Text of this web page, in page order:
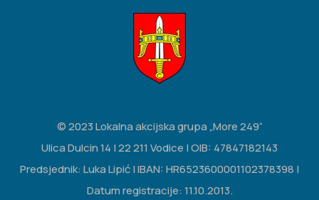
© 2023 Lokalna akcijska grupa „More 249“
Ulica Dulcin 14 | 22 211 Vodice | OIB: 47847182143
Predsjednik: Luka Lipić | IBAN: HR6523600001102378398 |
Datum registracije: 11.10.2013.